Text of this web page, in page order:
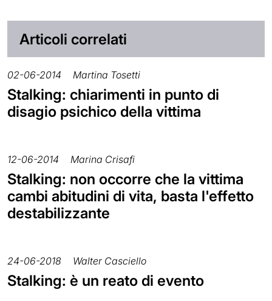
Articoli correlati
02-06-2014 Martina Tosetti
Stalking: chiarimenti in punto di
disagio psichico della vittima
12-06-2014 Marina Crisafi
Stalking: non occorre che la vittima
cambi abitudini di vita, basta l'effetto
destabilizzante
24-06-2018 Walter Casciello
Stalking: è un reato di evento